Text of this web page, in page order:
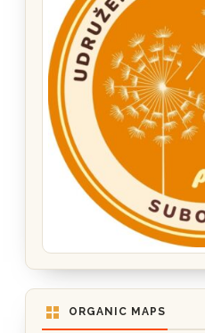
ORGANIC MAPS